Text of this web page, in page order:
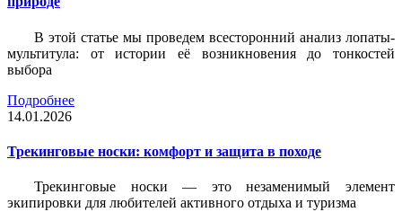
В этой статье мы проведем всесторонний анализ лопаты-
мультитула: от истории её возникновения до тонкостей
выбора
Подробнее
14.01.2026
Трекинговые носки: комфорт и защита в походе
Трекинговые носки — это незаменимый элемент
экипировки для любителей активного отдыха и туризма